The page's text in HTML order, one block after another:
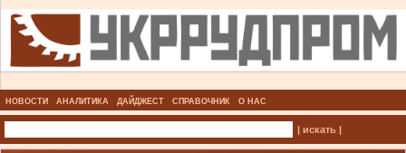
НОВОСТИ АНАЛИТИКА ДАЙДЖЕСТ СПРАВОЧНИК О НАС
| искать |